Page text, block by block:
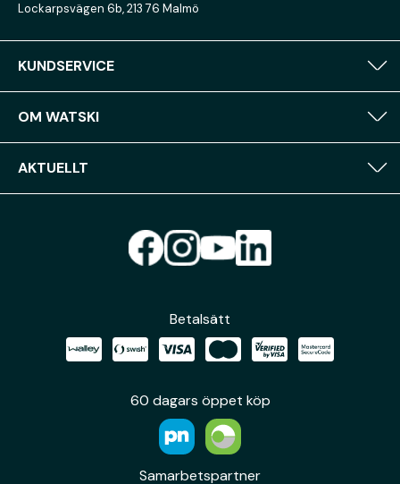
Lockarpsvägen 6b, 213 76 Malmö
KUNDSERVICE
OM WATSKI
AKTUELLT
Betalsätt
60 dagars öppet köp
Samarbetspartner